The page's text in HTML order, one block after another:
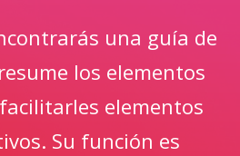
una guía de
los elementos
elementos
Su función es